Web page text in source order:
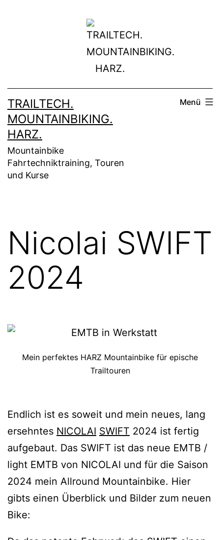
TRAILTECH.
MOUNTAINBIKING.
HARZ.
Mountainbike
Fahrtechniktraining, Touren
und Kurse
Menü
Nicolai SWIFT
2024
Mein perfektes HARZ Mountainbike für epische
Trailtouren
Endlich ist es soweit und mein neues, lang
ersehntes NICOLAI SWIFT 2024 ist fertig
aufgebaut. Das SWIFT ist das neue EMTB /
light EMTB von NICOLAI und für die Saison
2024 mein Allround Mountainbike. Hier
gibts einen Überblick und Bilder zum neuen
Bike: